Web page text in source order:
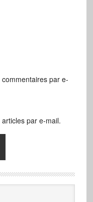
par e-
par e-mail.